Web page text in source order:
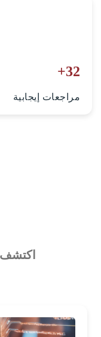
32
+
مراجعات إيجابية
اكتشف